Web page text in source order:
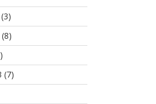
(3)
(8)
(7)